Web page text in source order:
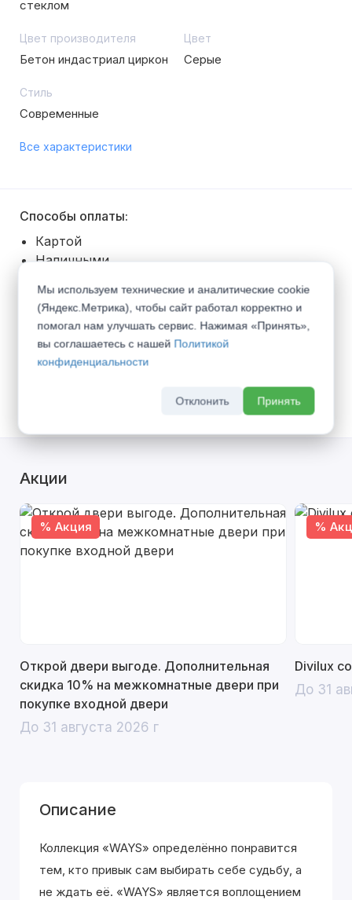
стеклом
Цвет производителя
Бетон индастриал циркон
Цвет
Серые
Стиль
Современные
Все характеристики
Способы оплаты:
Картой
Наличными
Покупка в рассрочку
Способы получения:
Доставка транспортом по г. Самара -
Акции
% Акция
Открой двери выгоде. Дополнительная
скидка 10% на межкомнатные двери при
покупке входной двери
До 31 августа 2026 г
%
Divilux
До 31
Описание
Коллекция «WAYS» определённо понравится
тем, кто привык сам выбирать себе судьбу, а
не ждать её. «WAYS» является воплощением
Мы используем технические и аналитические cookie
(Яндекс.Метрика), чтобы сайт работал корректно и
помогал нам улучшать сервис. Нажимая «Принять»,
вы соглашаетесь с нашей Политикой
конфиденциальности
Отклонить Принять